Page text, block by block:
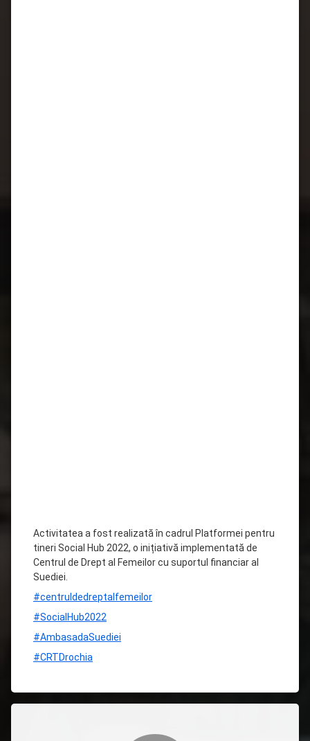
Activitatea a fost realizată în cadrul Platformei pentru
tineri Social Hub 2022, o inițiativă implementată de
Centrul de Drept al Femeilor cu suportul financiar al
Suediei.
#centruldedreptalfemeilor
#SocialHub2022
#AmbasadaSuediei
#CRTDrochia